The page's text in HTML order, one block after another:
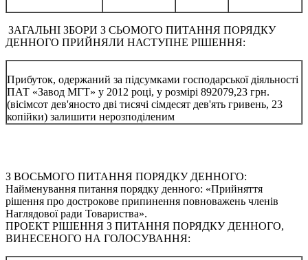
ЗАГАЛЬНІ ЗБОРИ З СЬОМОГО ПИТАННЯ ПОРЯДКУ
ДЕННОГО ПРИЙНЯЛИ НАСТУПНЕ РІШЕННЯ:
Прибуток, одержаний за підсумками господарської діяльності
ПАТ «Завод МГТ» у 2012 році, у розмірі 892079,23 грн.
(вісімсот дев'яносто дві тисячі сімдесят дев'ять гривень, 23
копійки) залишити нерозподіленим
З ВОСЬМОГО ПИТАННЯ ПОРЯДКУ ДЕННОГО:
Найменування питання порядку денного: «Прийняття
рішення про дострокове припинення повноважень членів
Наглядової ради Товариства».
ПРОЕКТ РІШЕННЯ З ПИТАННЯ ПОРЯДКУ ДЕННОГО,
ВИНЕСЕНОГО НА ГОЛОСУВАННЯ: